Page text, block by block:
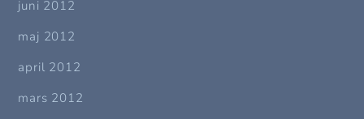
juni 2012
maj 2012
april 2012
mars 2012